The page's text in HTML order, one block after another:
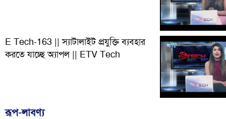
E Tech-163 || স্যাটালাইট প্রযুক্তি ব্যবহার
করতে যাচ্ছে অ্যাপল || ETV Tech
রূপ-লাবণ্য